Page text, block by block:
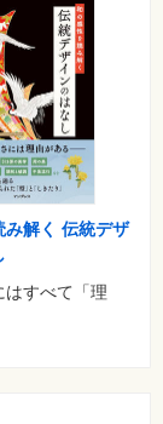
み解く 伝統デザ
はすべて「理